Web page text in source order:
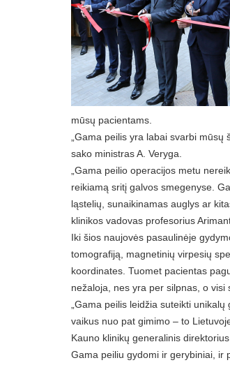
mūsų pacientams.
„Gama peilis yra labai svarbi
sako ministras A. Veryga.
„Gama peilio operacijos metu
reikiamą sritį galvos smegenyse.
ląstelių, sunaikinamas auglys ar
klinikos vadovas profesorius
Iki šios naujovės pasaulinėje
tomografiją, magnetinių virpesių
koordinates. Tuomet pacientas
nežaloja, nes yra per silpnas, o visi
„Gama peilis leidžia suteikti
vaikus nuo pat gimimo – to
Kauno klinikų generalinis
Gama peiliu gydomi ir gerybiniai, ir